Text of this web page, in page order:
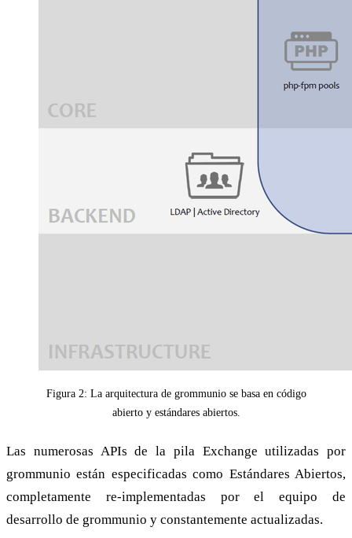
Figura 2: La arquitectura de grommunio se basa en código
abierto y estándares abiertos.
Las numerosas APIs de la pila Exchange utilizadas por
grommunio están especificadas como Estándares Abiertos,
completamente re-implementadas por el equipo de
desarrollo de grommunio y constantemente actualizadas.